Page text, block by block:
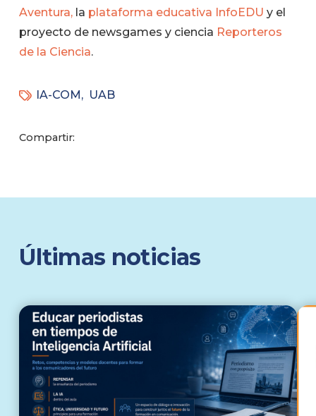
Aventura,la plataforma educativa InfoEDU y el
proyecto de newsgames y ciencia Reporteros
de la Ciencia.
IA-COM , UAB
Compartir:
Últimas noticias